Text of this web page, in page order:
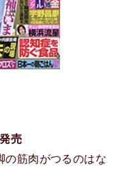
売
の筋肉がつるのはな